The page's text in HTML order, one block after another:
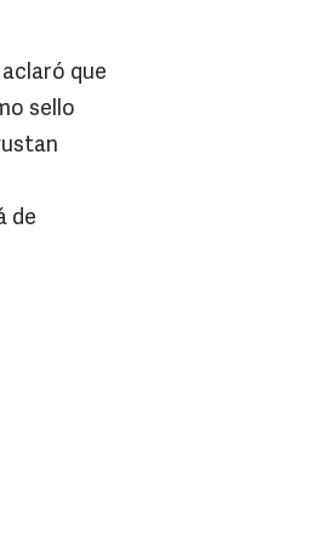
que
sello
de